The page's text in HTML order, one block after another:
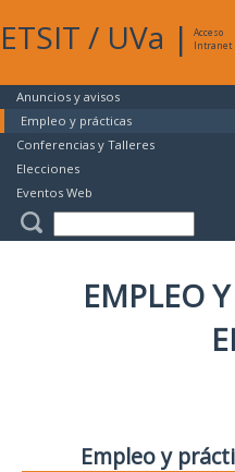
ETSIT / UVa |
Acceso
Intranet
Anuncios y avisos
Empleo y prácticas
Conferencias y Talleres
Elecciones
Eventos Web
EMPLEO
Empleo y